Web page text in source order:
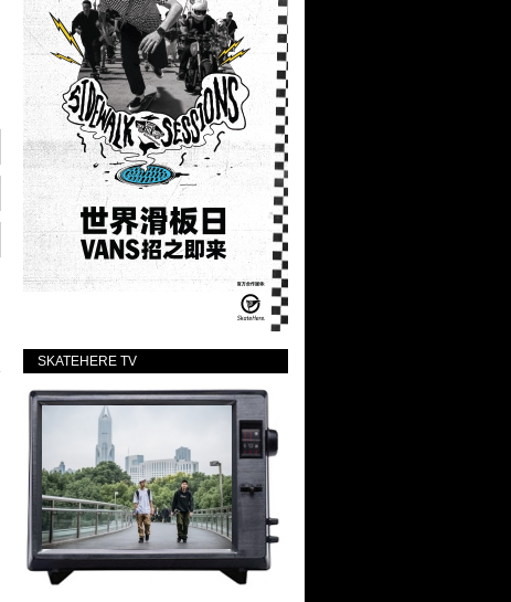
SKATEHERE TV